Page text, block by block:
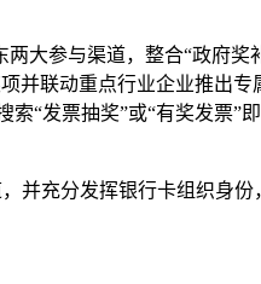
大参与渠道，整合“政府奖
并联动重点行业企业推出
“发票抽奖”或“有奖发票”
充分发挥银行卡组织身